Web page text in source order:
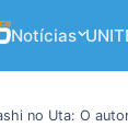
Notícias
no Uta: O